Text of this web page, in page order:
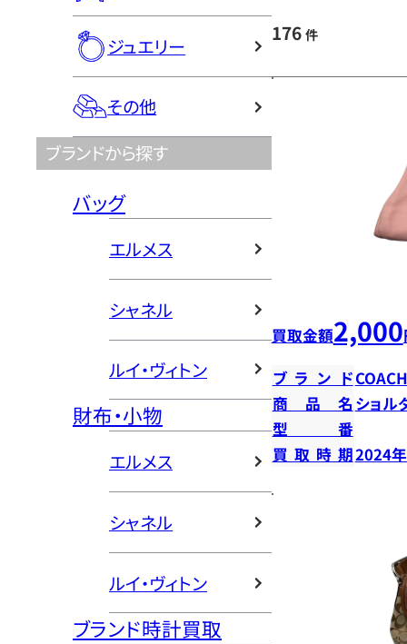
ジュエリー
その他
ブランドから探す
バッグ
エルメス
シャネル
ルイ・ヴィトン
財布・小物
エルメス
シャネル
ルイ・ヴィトン
ブランド時計買取
176 件
買取金額2,000
ブランドCOACH
商品名 ショル
型番
買取時期2024